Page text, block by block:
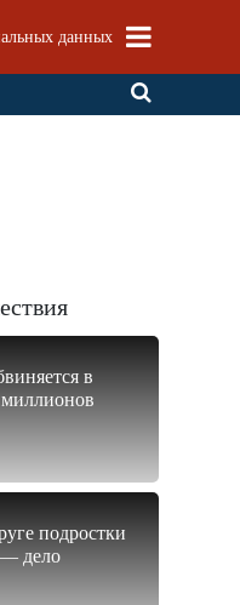
данных
в
миллионов
подростки
дело